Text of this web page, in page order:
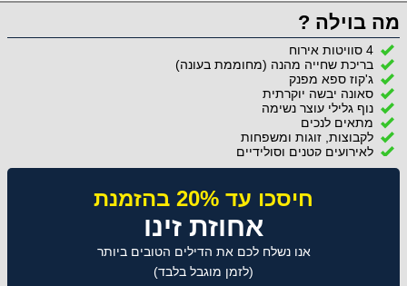
מה בוילה ?
4 סוויטות אירוח
בריכת שחייה מהנה (מחוממת בעונה)
ג'קוז ספא מפנק
סאונה יבשה יוקרתית
נוף גלילי עוצר נשימה
מתאים לנכים
לקבוצות, זוגות ומשפחות
לאירועים קטנים וסולידיים
חיסכו עד 20% בהזמנת
אחוזת זינו
אנו נשלח לכם את הדילים הטובים ביותר
(לזמן מוגבל בלבד)